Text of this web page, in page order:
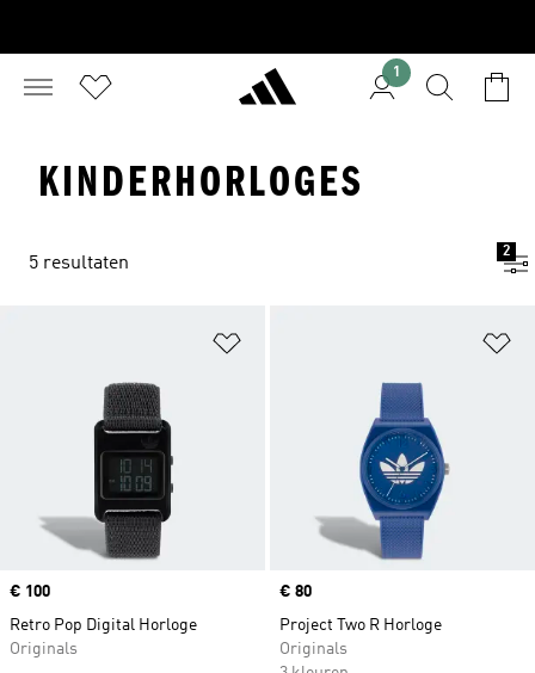
1
KINDERHORLOGES
5 resultaten
2
Price
€ 100
Retro Pop Digital Horloge
Originals
Price
€ 80
Project Two R Horloge
Originals